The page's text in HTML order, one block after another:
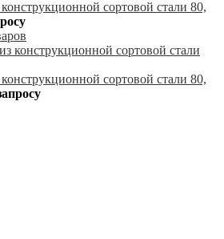
сортовой стали 80,
сортовой стали 80,